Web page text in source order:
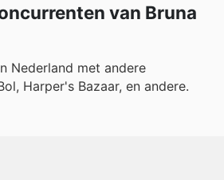
van Bruna
Nederland met andere
Harper's Bazaar, en andere.